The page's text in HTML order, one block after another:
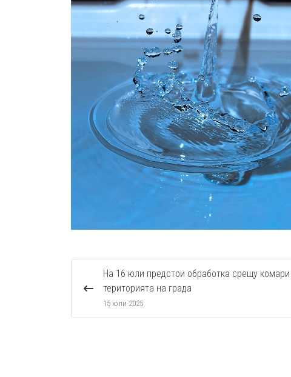
На 16 юли предстои обработка срещу
територията на града
15 юли 2025